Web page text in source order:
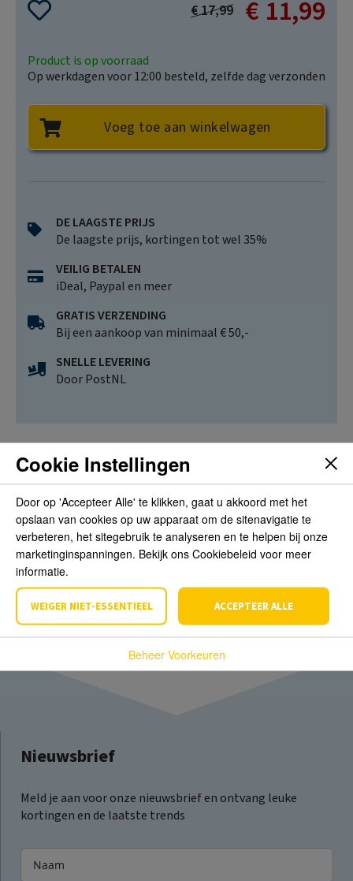
Special
Price
€ 11,99
€ 17,99
Product is op voorraad
Op werkdagen voor 12:00 besteld, zelfde dag verzonden
Voeg toe aan winkelwagen
DE LAAGSTE PRIJS
De laagste prijs, kortingen tot wel 35%
VEILIG BETALEN
iDeal, Paypal en meer
GRATIS VERZENDING
Bij een aankoop van minimaal € 50,-
SNELLE LEVERING
Door PostNL
Beoordelingen
Schrijf de eerste review over dit product
Schrijf een beoordeling
Nieuwsbrief
Meld je aan voor onze nieuwsbrief en ontvang leuke
kortingen en de laatste trends
Cookie Instellingen
Door op 'Accepteer Alle' te klikken, gaat u akkoord met het
opslaan van cookies op uw apparaat om de sitenavigatie te
verbeteren, het sitegebruik te analyseren en te helpen bij onze
marketinginspanningen. Bekijk ons Cookiebeleid voor meer
informatie.
WEIGER NIET-ESSENTIEEL ACCEPTEER ALLE
Beheer Voorkeuren